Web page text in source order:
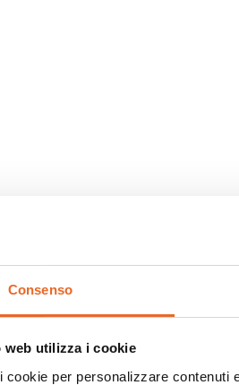
Consenso
web utilizza i cookie
cookie per personalizzare contenuti